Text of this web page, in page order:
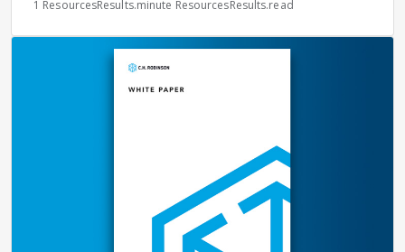
1 ResourcesResults.minute ResourcesResults.read